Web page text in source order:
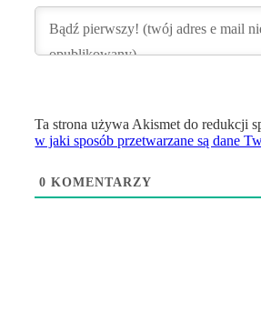
Ta strona używa Akismet do redukcji
w jaki sposób przetwarzane są dane
0 KOMENTARZY